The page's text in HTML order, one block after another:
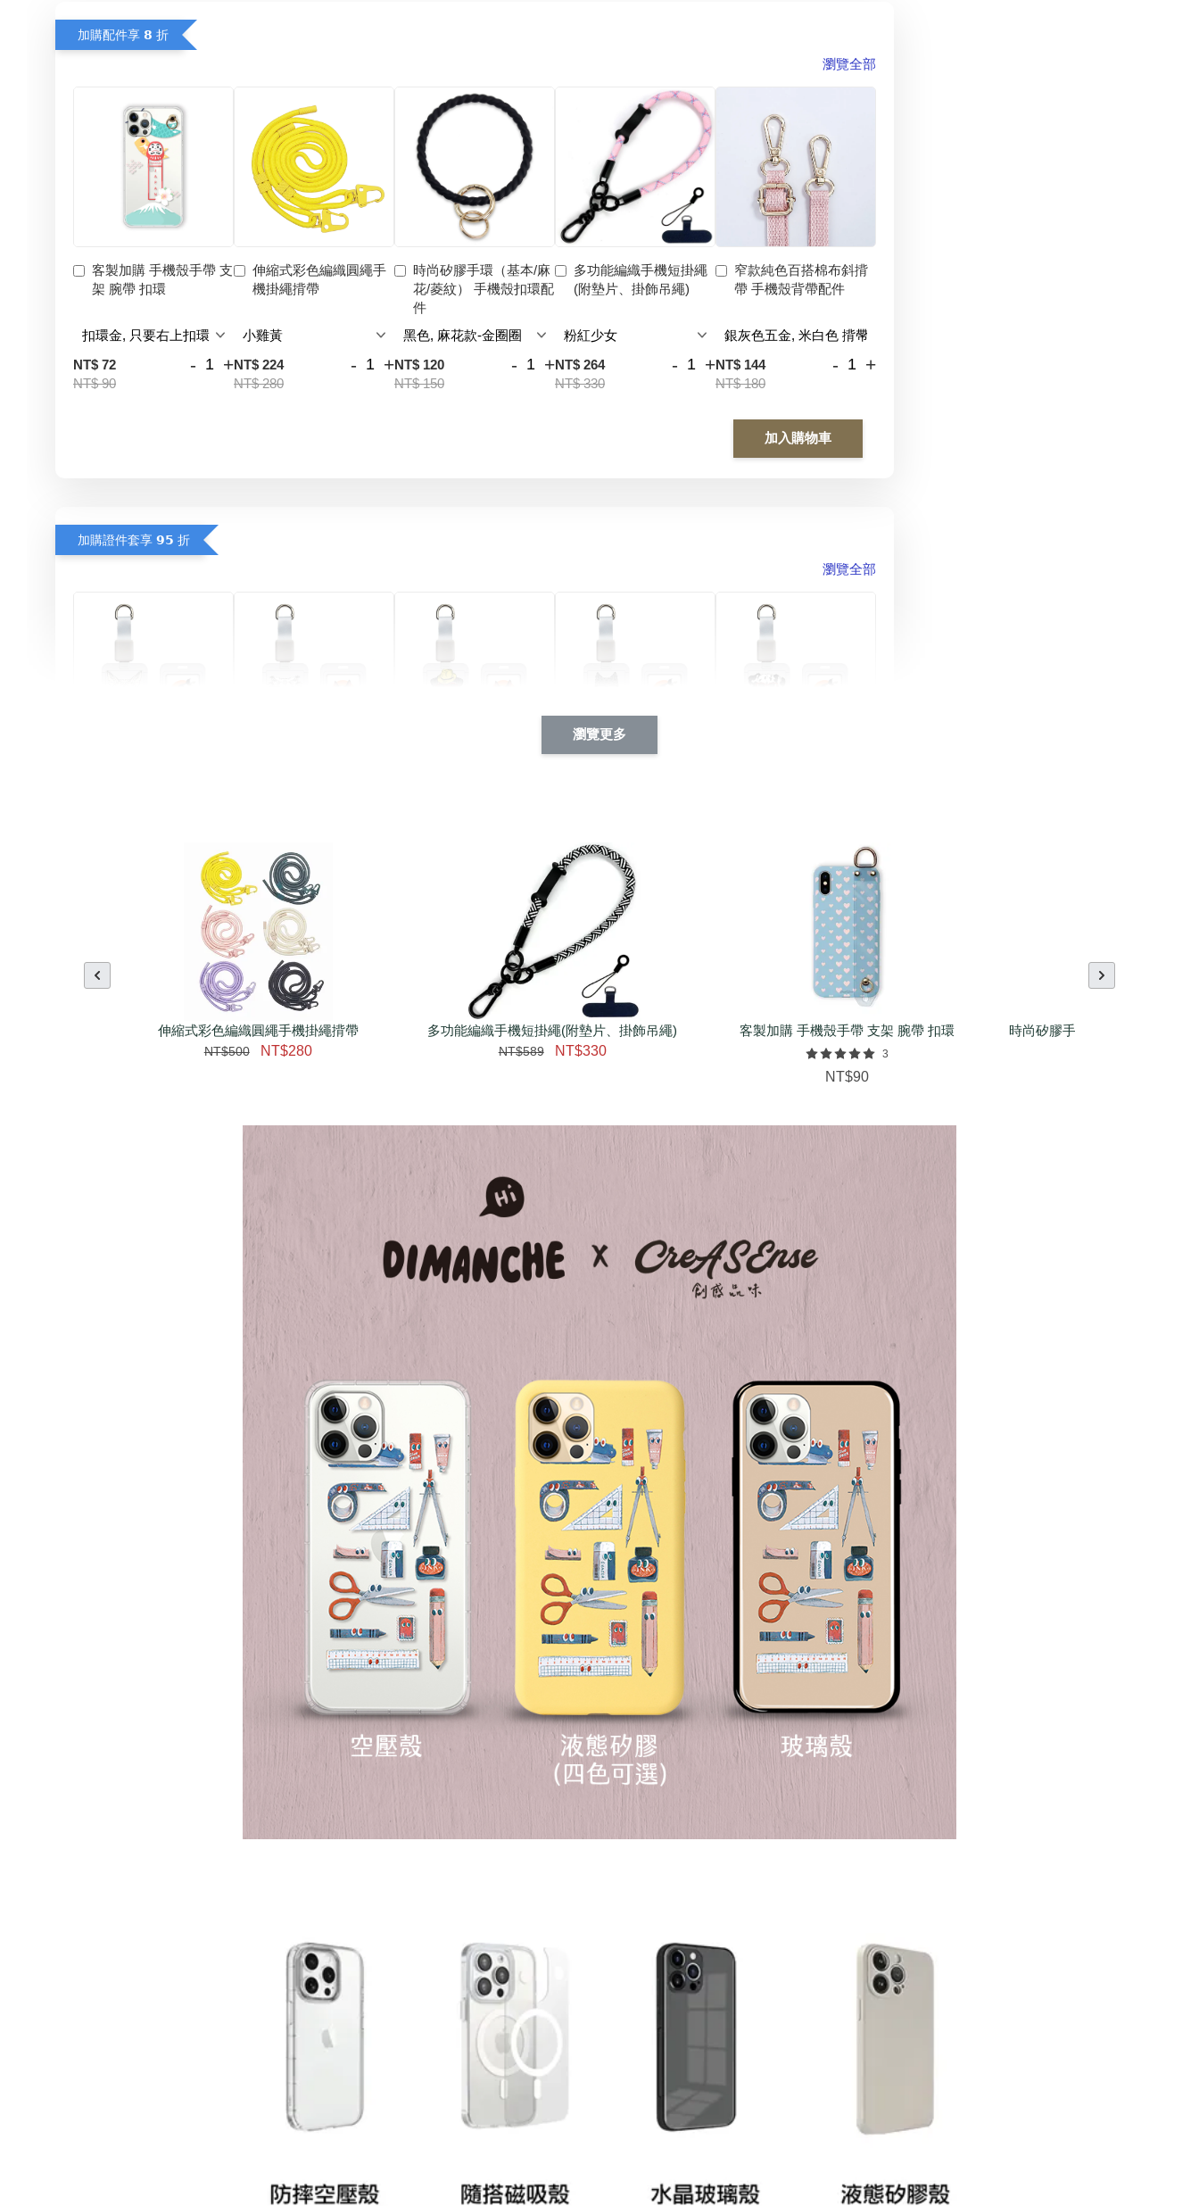
加購配件享 𝟴 折
瀏覽全部
客製加購 手機殼手帶 支
架 腕帶 扣環
NT$ 72
NT$ 90
- +
伸縮式彩色編織圓繩手
機掛繩揹帶
NT$ 224
NT$ 280
- +
時尚矽膠手環（基本/麻
花/菱紋） 手機殼扣環配
件
NT$ 120
NT$ 150
- +
多功能編織手機短掛繩
(附墊片、掛飾吊繩)
NT$ 264
NT$ 330
- +
窄款純色百搭棉布斜揹
帶 手機殼背帶配件
NT$ 144
NT$ 180
- +
加入購物車
加購證件套享 𝟵𝟱 折
瀏覽全部
+NT$ 214
NT$ 225
+NT$ 214
NT$ 225
- +
加入購物車
瀏覽更多
瀏覽更多
伸縮式彩色編織圓繩手機掛繩揹帶
NT$500 NT$280
多功能編織手機短掛繩(附墊片、掛飾吊繩)
NT$589 NT$330
客製加購 手機殼手帶 支架 腕帶 扣環
3
NT$90
時尚矽膠手環（基本/麻花/菱紋